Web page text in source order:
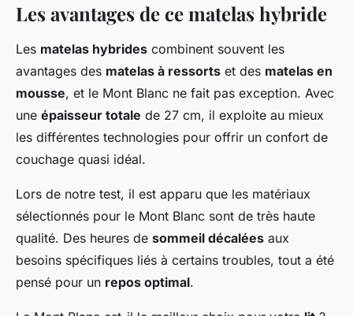
Les avantages de ce matelas hybride
Les matelas hybrides combinent souvent les
avantages des matelas à ressorts et des matelas en
mousse, et le Mont Blanc ne fait pas exception. Avec
une épaisseur totale de 27 cm, il exploite au mieux
les différentes technologies pour offrir un confort de
couchage quasi idéal.
Lors de notre test, il est apparu que les matériaux
sélectionnés pour le Mont Blanc sont de très haute
qualité. Des heures de sommeil décalées aux
besoins spécifiques liés à certains troubles, tout a été
pensé pour un repos optimal.